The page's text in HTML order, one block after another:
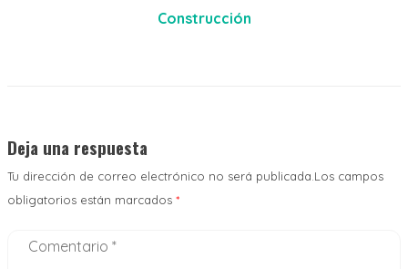
Construcción
Deja una respuesta
Tu dirección de correo electrónico no será publicada.Los campos
obligatorios están marcados *